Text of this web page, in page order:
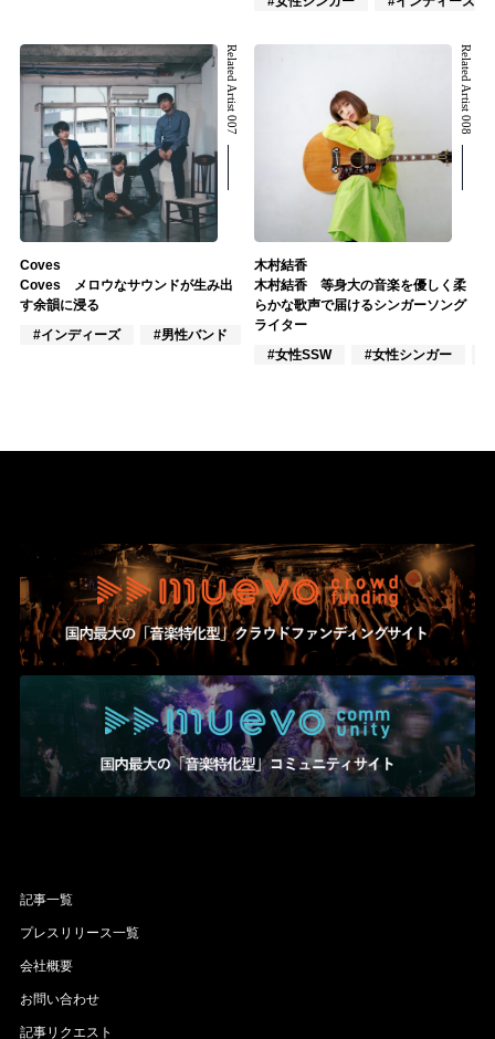
Related Artist 007
Coves
Coves メロウなサウンドが生み出
す余韻に浸る
#インディーズ
#男性バンド #ロック
Related Artist 008
木村結香
木村結香 等身大の音楽を優しく柔
らかな歌声で届けるシンガーソング
ライター
#女性SSW
#女性シンガー
記事一覧
プレスリリース一覧
会社概要
お問い合わせ
記事リクエスト